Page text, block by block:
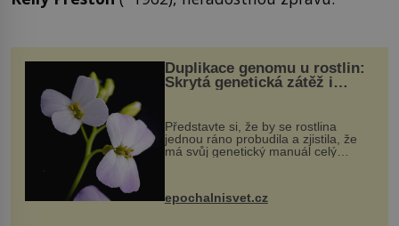
Duplikace genomu u rostlin:
Skrytá genetická zátěž i
Představte si, že by se rostlina
jednou ráno probudila a zjistila, že
má svůj genetický manuál celý
vstupenka...
epochalnisvet.cz